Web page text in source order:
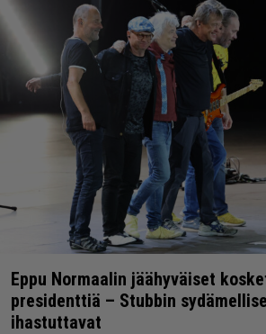
Eppu Normaalin jäähyväiset
presidenttiä – Stubbin
ihastuttavat